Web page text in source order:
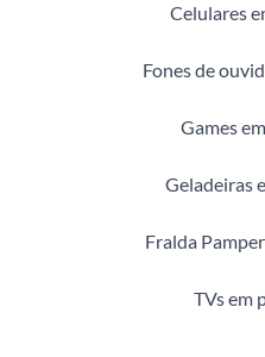
Celulares
Fones de
Games
Geladeiras
Fralda
TVs em